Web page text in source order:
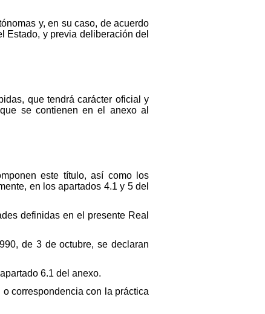
y, en su caso, de acuerdo
Estado, y previa deliberación del
que tendrá carácter oficial y
se contienen en el anexo al
este título, así como los
en los apartados 4.1 y 5 del
definidas en el presente Real
de 3 de octubre, se declaran
6.1 del anexo.
correspondencia con la práctica